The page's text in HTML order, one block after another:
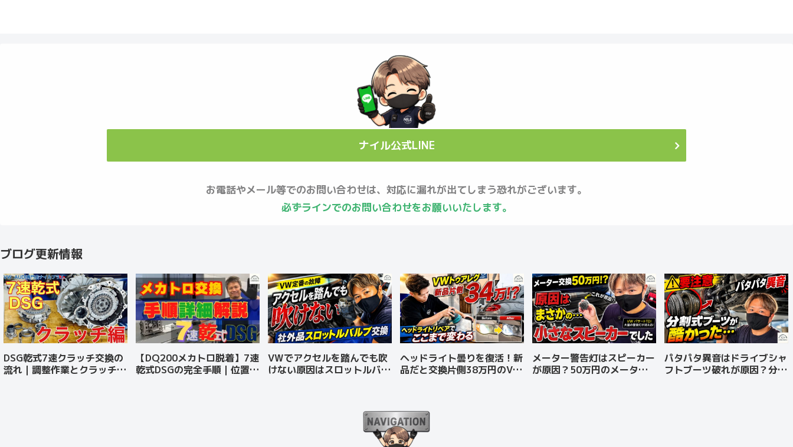
ナイル公式LINE
お電話やメール等でのお問い合わせは、対応に漏れが出てしまう恐れがございます。
必ずラインでのお問い合わせをお願いいたします。
ブログ更新情報
DSG乾式7速クラッチ交換の
流れ｜調整作業とクラッチを
【DQ200メカトロ脱着】7速
乾式DSGの完全手順｜位置ズ
VWでアクセルを踏んでも吹
けない原因はスロットルバル
ヘッドライト曇りを復活！新
品だと交換片側38万円のVW
メーター警告灯はスピーカー
が原因？50万円のメーター
パタパタ異音はドライブシャ
フトブーツ破れが原因？分割